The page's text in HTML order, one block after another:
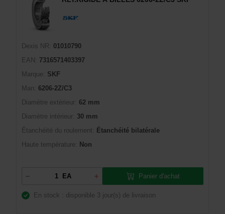
Dexis NR:
01010790
EAN:
7316571403397
Marque:
SKF
Man:
6206-2Z/C3
Diamètre extérieur: 62 mm
Diamètre intérieur: 30 mm
Étanchéité du roulement:
Étanchéité bilatérale
Haute température:
Non
EA Panier d'achat
En stock : disponible 3 jour(s) de livraison